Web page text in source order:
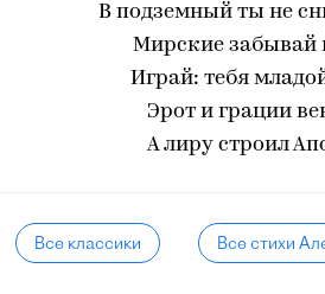
В подземный ты не
Мирские забывай
Играй: тебя
Эрот и грации
А лиру строил
Все классики Все стихи